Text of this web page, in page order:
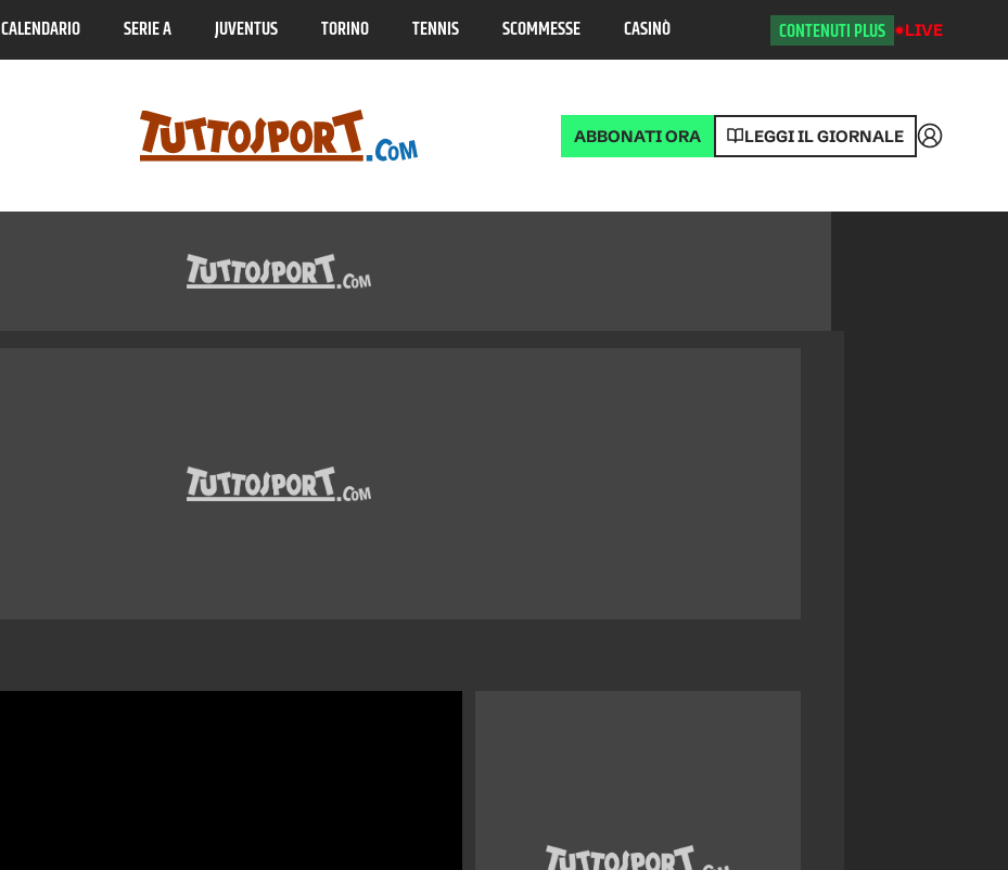
CALENDARIO SERIE A JUVENTUS TORINO TENNIS SCOMMESSE CASINÒ CONTENUTI PLUS LIVE
ABBONATI ORA LEGGI IL GIORNALE Accedi